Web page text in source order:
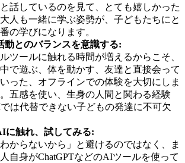
話しているのを見て、とても嬉しかった
人も一緒に学ぶ姿勢が、子どもたちにと
の学びになります。
動とのバランスを意識する:
ツールに触れる時間が増えるからこそ、
で遊ぶ、体を動かす、友達と直接会って
った、オフラインでの体験を大切にしま
五感を使い、生身の人間と関わる経験
は代替できない子どもの発達に不可欠
に触れ、試してみる:
わからないから」と避けるのではなく、ま
自身がChatGPTなどのAIツールを使って